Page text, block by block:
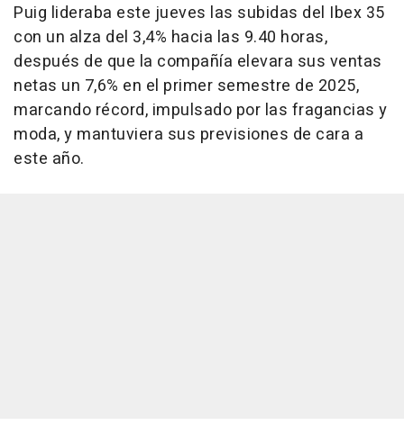
Puig lideraba este jueves las subidas del Ibex 35
con un alza del 3,4% hacia las 9.40 horas,
después de que la compañía elevara sus ventas
netas un 7,6% en el primer semestre de 2025,
marcando récord, impulsado por las fragancias y
moda, y mantuviera sus previsiones de cara a
este año.